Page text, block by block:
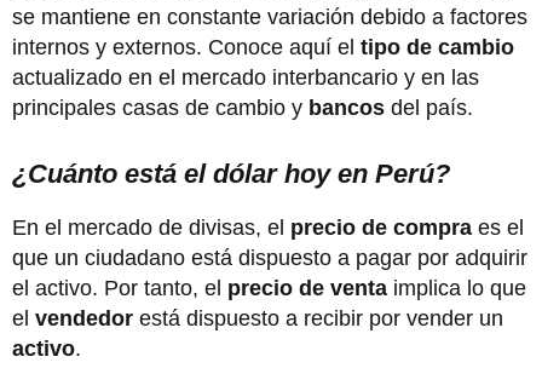
se mantiene en constante variación debido a factores
internos y externos. Conoce aquí el tipo de cambio
actualizado en el mercado interbancario y en las
principales casas de cambio y bancos del país.
¿Cuánto está el dólar hoy en Perú?
En el mercado de divisas, el precio de compra es el
que un ciudadano está dispuesto a pagar por adquirir
el activo. Por tanto, el precio de venta implica lo que
el vendedor está dispuesto a recibir por vender un
activo.